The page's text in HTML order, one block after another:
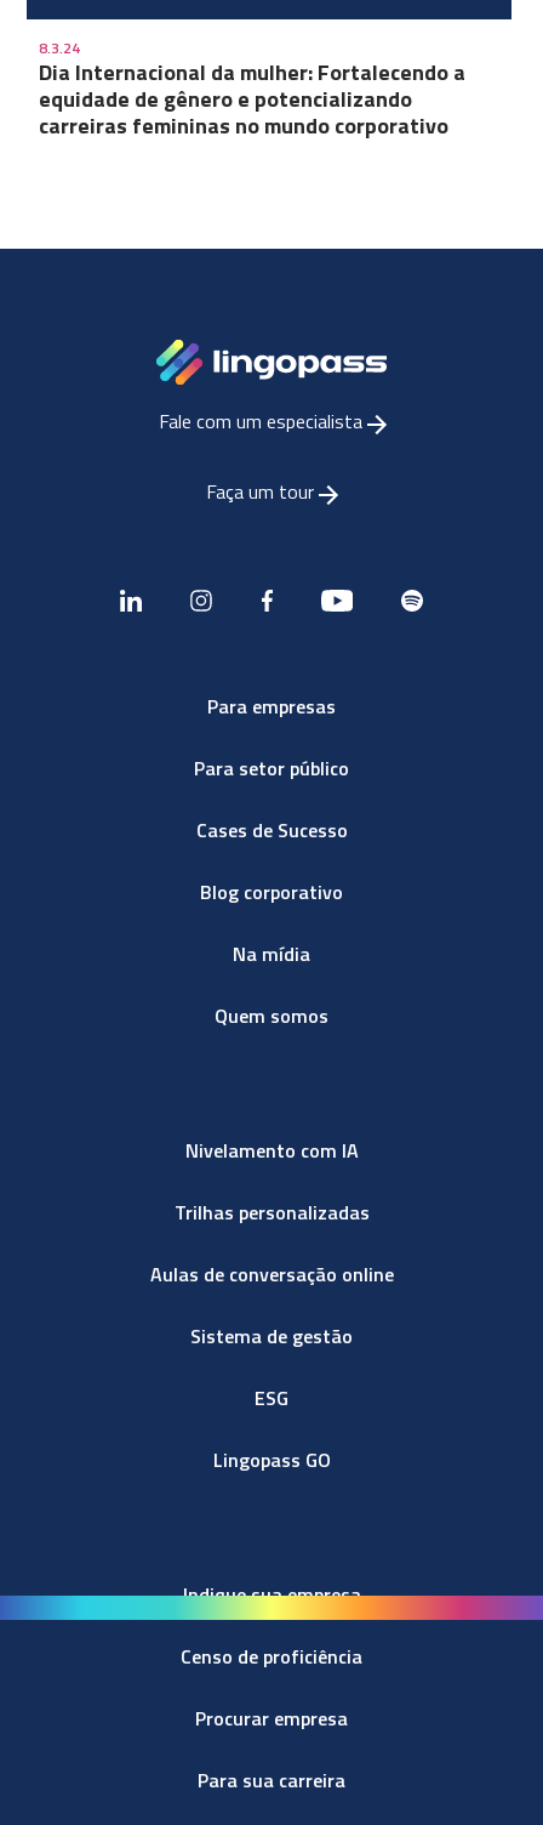
8.3.24
Dia Internacional da mulher: Fortalecendo a
equidade de gênero e potencializando
carreiras femininas no mundo corporativo
Fale com um especialista
Faça um tour
Para empresas
Para setor público
Cases de Sucesso
Blog corporativo
Na mídia
Quem somos
Nivelamento com IA
Trilhas personalizadas
Aulas de conversação online
Sistema de gestão
ESG
Lingopass GO
Indique sua empresa
Censo de proficiência
Procurar empresa
Para sua carreira